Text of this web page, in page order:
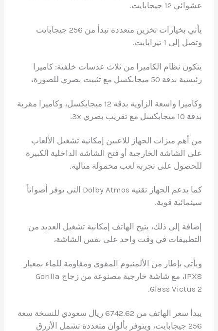
عشوائي 12 جيجابايت.
يأتي بخيارات تخزين متعددة تبدأ من 256 جيجابايت
وتصل إلى 1 تيرابايت.
يتكون نظام الكاميرا من ثلاث عدسات خلفية: كاميرا
رئيسية بدقة 50 ميجابكسل مع تثبيت بصري للصورة،
وكاميرا واسعة الزاوية بدقة 12 ميجابكسل، وكاميرا مقربة
بدقة 10 ميجابكسل مع تقريب بصري 3x.
من أهم ميزات الجهاز للاعبين إمكانية تشغيل الألعاب
على الشاشة الخارجية أو فتح الشاشة الداخلية الكبيرة
للحصول على تجربة لعب محمولة مثالية.
كما يدعم الجهاز تقنية Dolby Atmos التي توفر أصواتاً
سينمائية قوية.
إضافة إلى ذلك، يتيح الهاتف إمكانية تشغيل العديد من
التطبيقات في وقت واحد على نفس الشاشة،
ويأتي بإطار من الألمنيوم المقوى ومقاومة للماء بمعيار
IPX8، مع شاشة خارجية مصنوعة من زجاج Gorilla
Glass Victus 2.
يبدأ سعر الهاتف من 6742.62 ريال سعودي للنسخة سعة
256 جيجابايت، ويتوفر بألوان متعددة تشمل الأزرق